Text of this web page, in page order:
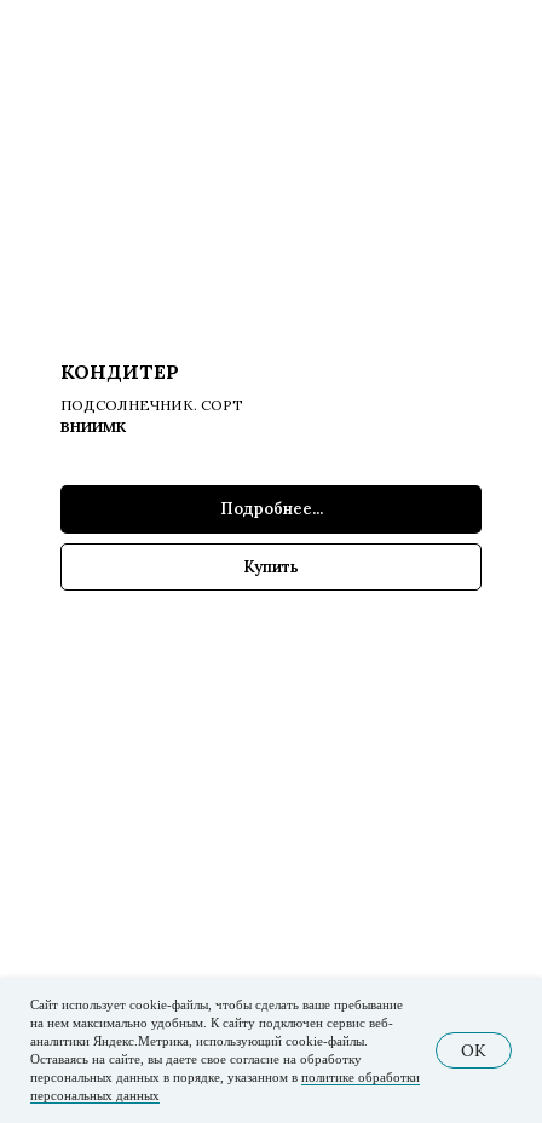
Сайт использует cookie-файлы, чтобы сделать ваше пребывание
на нем максимально удобным. К cайту подключен сервис веб-
аналитики Яндекс.Метрика, использующий cookie-файлы.
Оставаясь на сайте, вы даете свое согласие на обработку
персональных данных в порядке, указанном в политике обработки
персональных данных
OK
КОНДИТЕР
ПОДСОЛНЕЧНИК. СОРТ
ВНИИМК
Подробнее...
Купить